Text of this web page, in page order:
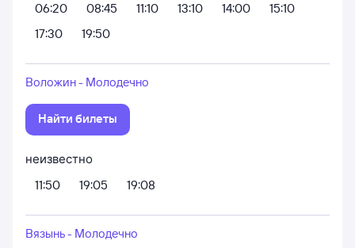
06:20
08:45 11:10 13:10 14:00
15:10
17:30
19:50
Воложин - Молодечно
Найти билеты
неизвестно
11:50
19:05 19:08
Вязынь - Молодечно